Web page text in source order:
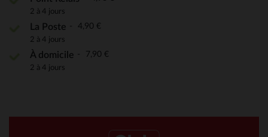
2 à 4 jours
La Poste 4,90 €
2 à 4 jours
À domicile 7,90 €
2 à 4 jours